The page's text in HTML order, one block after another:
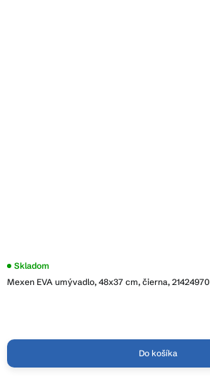
Mexen EVA umývadlo, 48x37 cm, čierna, 21424970
Skladom
Do košíka